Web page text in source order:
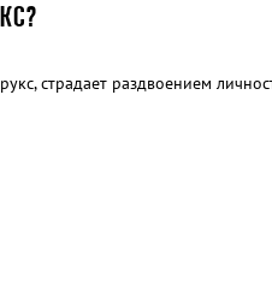
страдает раздвоением